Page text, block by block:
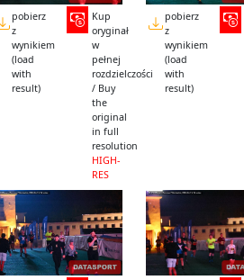
pobierz
z
wynikiem
(load
with
result)
Kup
oryginał
w
pełnej
rozdzielczości
/ Buy
the
original
in full
resolution
HIGH-
RES
pobierz
z
wynikiem
(load
with
result)